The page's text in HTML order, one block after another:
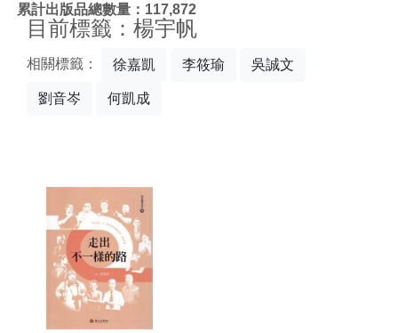
累計出版品總數量：117,872
目前標籤：楊宇帆
相關標籤： 徐嘉凱 李筱瑜 吳誠文
劉音岑 何凱成